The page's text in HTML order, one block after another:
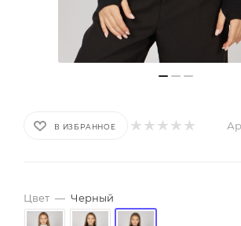
В ИЗБРАННОЕ
Цвет — Черный